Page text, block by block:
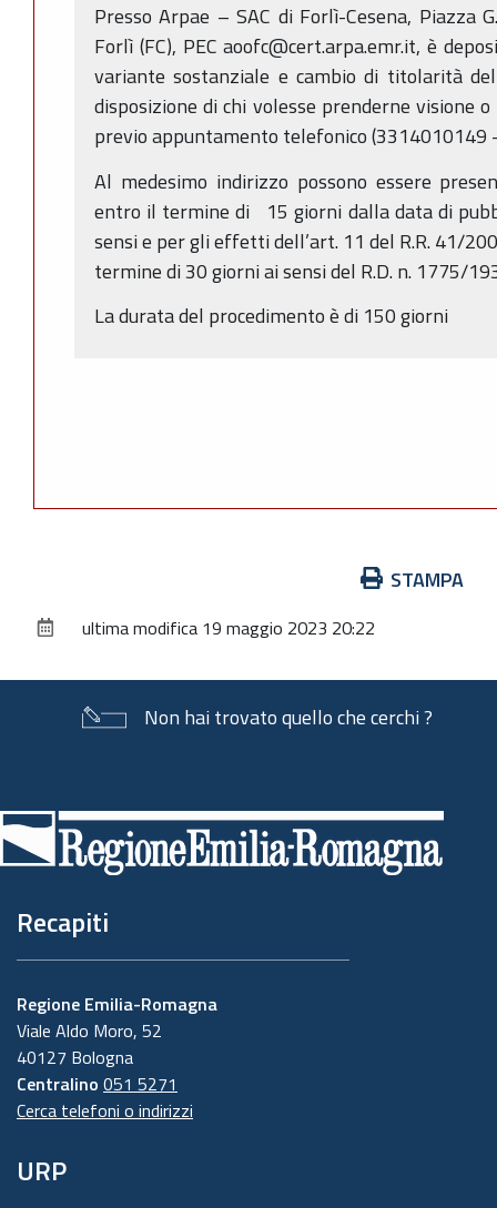
Presso Arpae – SAC di Forlì-Cesena, Piazza
Forlì (FC), PEC aoofc@cert.arpa.emr.it, è
variante sostanziale e cambio di titolarità
disposizione di chi volesse prenderne visione
previo appuntamento telefonico (3314010149
Al medesimo indirizzo possono essere
entro il termine di 15 giorni dalla data di
sensi e per gli effetti dell’art. 11 del R.R. 41/
termine di 30 giorni ai sensi del R.D. n. 1775/
La durata del procedimento è di 150 giorni
documento
STAMPA
ultima modifica 19 maggio 2023 20:22
Non hai trovato quello che cerchi ?
di
pagina
Recapiti
Regione Emilia-Romagna
Viale Aldo Moro, 52
40127 Bologna
Centralino 051 5271
Cerca telefoni o indirizzi
URP